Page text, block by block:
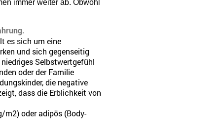
immer weiter ab. Obwohl
es sich um eine
und sich gegenseitig
Selbstwertgefühl
oder der Familie
die negative
dass die Erblichkeit von
m2) oder adipös (Body-